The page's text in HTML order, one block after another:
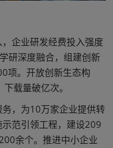
企业研发经费投入强度
研深度融合，组建创新
项。开放创新生态构
载量破亿次。
，为10万家企业提供转
范引领工程，建设209
余个。推进中小企业